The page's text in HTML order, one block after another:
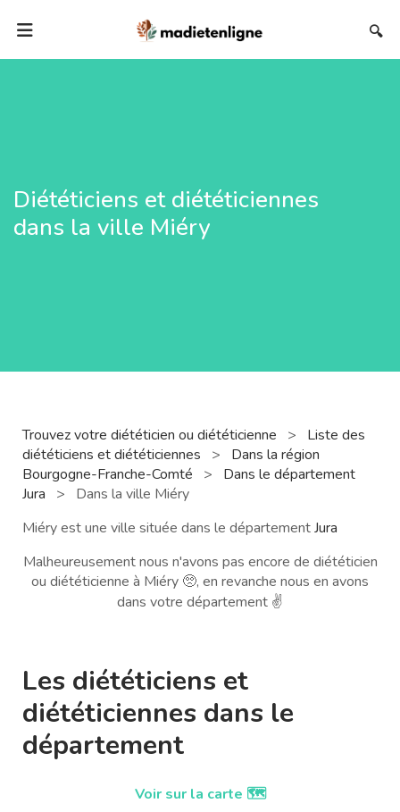
🔍
Diététiciens et diététiciennes
dans la ville Miéry
Trouvez votre diététicien ou diététicienne >
Liste des
diététiciens et diététiciennes
>
Dans la région
Bourgogne-Franche-Comté
>
Dans le département
Jura
>
Dans la ville Miéry
Miéry est une ville située dans le départementJura
Malheureusement nous n'avons pas encore de diététicien
ou diététicienne à Miéry 🥺, en revanche nous en avons
dans votre département ✌️
Les diététiciens et
diététiciennes dans le
département
Voir sur la carte 🗺️